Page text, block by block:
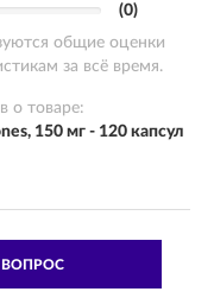
(0)
общие оценки
за всё время.
о товаре:
150 мг - 120 капсул
ВОПРОС